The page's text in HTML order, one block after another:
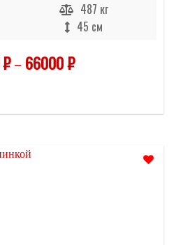
487 кг
45 см
₽– 66000₽